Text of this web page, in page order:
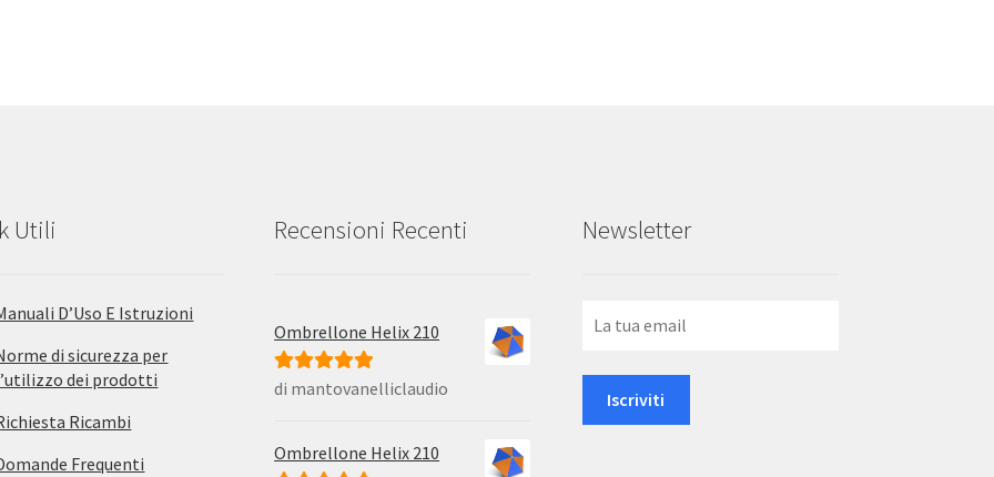
Utili
D’Uso E Istruzioni
di sicurezza per
dei prodotti
Ricambi
Frequenti
Recensioni Recenti
Ombrellone Helix 210
Valutato5su
di mantovanelliclaudio
Ombrellone Helix 210
Newsletter